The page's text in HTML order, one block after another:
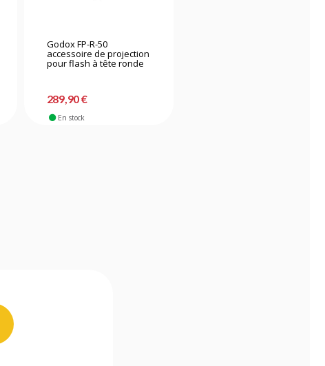
Godox FP-R-50
accessoire de projection
pour flash à tête ronde
289,90 €
En stock